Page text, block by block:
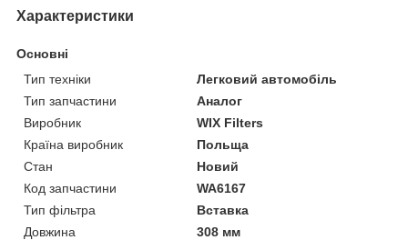
Характеристики
Основні
Тип техніки
Легковий автомобіль
Тип запчастини
Аналог
Виробник
WIX Filters
Країна виробник
Польща
Стан
Новий
Код запчастини
WA6167
Тип фільтра
Вставка
Довжина
308 мм